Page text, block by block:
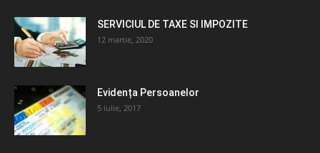
SERVICIUL DE TAXE SI IMPOZITE
12 martie, 2020
Evidența Persoanelor
5 iulie, 2017